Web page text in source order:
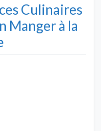
Culinaires
Manger à la